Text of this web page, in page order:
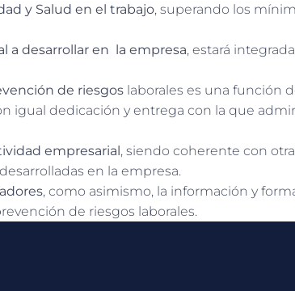
y Salud en el trabajo, superando los
a desarrollar en la empresa, estará
de riesgos laborales es una función
igual dedicación y entrega con la que
empresarial, siendo coherente con
en la empresa.
, como asimismo, la información y
de riesgos laborales.